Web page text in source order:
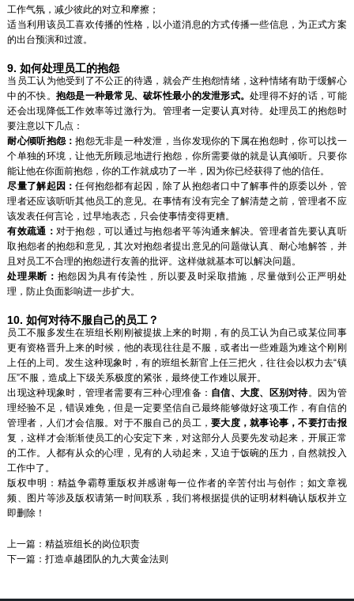
工作气氛，减少彼此的对立和摩擦；
适当利用该员工喜欢传播的性格，以小道消息的方式传播一些信息，为正式方案
的出台预演和过渡。
9. 如何处理员工的抱怨
当员工认为他受到了不公正的待遇，就会产生抱怨情绪，这种情绪有助于缓解心
中的不快。 抱怨是一种最常见、破坏性最小的发泄形式。处理得不好的话，可能
还会出现降低工作效率等过激行为。管理者一定要认真对待。处理员工的抱怨时
要注意以下几点：
耐心倾听抱怨：抱怨无非是一种发泄，当你发现你的下属在抱怨时，你可以找一
个单独的环境，让他无所顾忌地进行抱怨，你所需要做的就是认真倾听。只要你
能让他在你面前抱怨，你的工作就成功了一半，因为你已经获得了他的信任。
尽量了解起因：任何抱怨都有起因，除了从抱怨者口中了解事件的原委以外，管
理者还应该听听其他员工的意见。在事情有没有完全了解清楚之前，管理者不应
该发表任何言论，过早地表态，只会使事情变得更糟。
有效疏通： 对于抱怨，可以通过与抱怨者平等沟通来解决。管理者首先要认真听
取抱怨者的抱怨和意见，其次对抱怨者提出意见的问题做认真、耐心地解答，并
且对员工不合理的抱怨进行友善的批评。这样做就基本可以解决问题。
处理果断： 抱怨因为具有传染性，所以要及时采取措施，尽量做到公正严明处
理，防止负面影响进一步扩大。
10. 如何对待不服自己的员工？
员工不服多发生在班组长刚刚被提拔上来的时期，有的员工认为自己或某位同事
更有资格晋升上来的时候，他的表现往往是不服，或者出一些难题为难这个刚刚
上任的上司。发生这种现象时，有的班组长新官上任三把火，往往会以权力去“镇
压”不服，造成上下级关系极度的紧张，最终使工作难以展开。
出现这种现象时，管理者需要有三种心理准备： 自信、大度、区别对待。因为管
理经验不足，错误难免，但是一定要坚信自己最终能够做好这项工作，有自信的
管理者，人们才会信服。对于不服自己的员工，要大度，就事论事，不要打击报
复，这样才会渐渐使员工的心安定下来，对这部分人员要先发动起来，开展正常
的工作。人都有从众的心理，见有的人动起来，又迫于饭碗的压力，自然就投入
工作中了。
版权申明：精益争霸尊重版权并感谢每一位作者的辛苦付出与创作；如文章视
频、图片等涉及版权请第一时间联系，我们将根据提供的证明材料确认版权并立
即删除！
上一篇：精益班组长的岗位职责
下一篇：打造卓越团队的九大黄金法则